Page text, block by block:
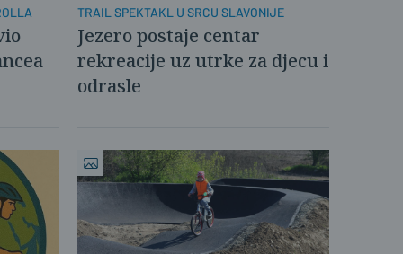
TRAIL SPEKTAKL U SRCU SLAVONIJE
Jezero postaje centar
rekreacije uz utrke za djecu i
odrasle